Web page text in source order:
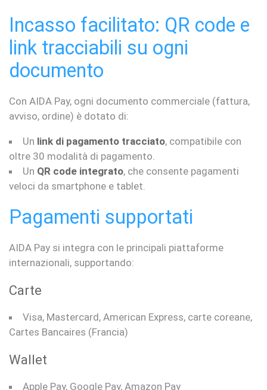
Incasso facilitato: QR code e
link tracciabili su ogni
documento
Con AIDA Pay, ogni documento commerciale (fattura,
avviso, ordine) è dotato di:
Un link di pagamento tracciato, compatibile con
oltre 30 modalità di pagamento.
Un QR code integrato, che consente pagamenti
veloci da smartphone e tablet.
Pagamenti supportati
AIDA Pay si integra con le principali piattaforme
internazionali, supportando:
Carte
Visa, Mastercard, American Express, carte coreane,
Cartes Bancaires (Francia)
Wallet
Apple Pay, Google Pay, Amazon Pay